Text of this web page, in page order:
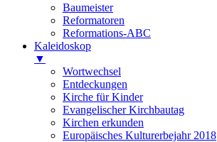
Baumeister
Reformatoren
Reformations-ABC
Kaleidoskop
▼
Wortwechsel
Entdeckungen
Kirche für Kinder
Evangelischer Kirchbautag
Kirchen erkunden
Europäisches Kulturerbejahr 2018